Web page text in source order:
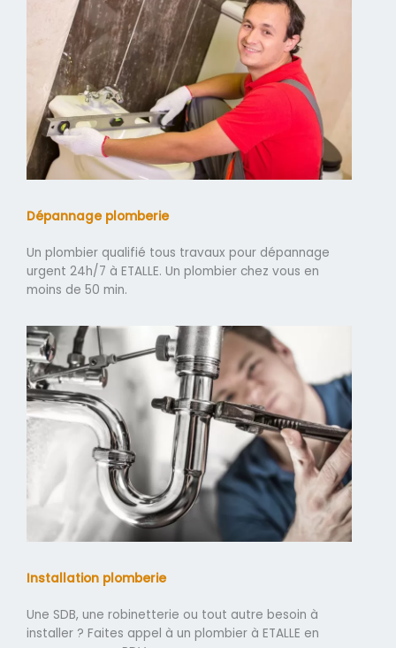
Dépannage plomberie
Un plombier qualifié tous travaux pour dépannage
urgent 24h/7 à ETALLE. Un plombier chez vous en
moins de 50 min.
Installation plomberie
Une SDB, une robinetterie ou tout autre besoin à
installer ? Faites appel à un plombier à ETALLE en